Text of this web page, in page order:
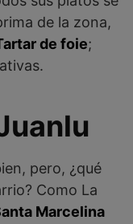
de la zona,
de foie;
pero, ¿qué
Como La
Marcelina